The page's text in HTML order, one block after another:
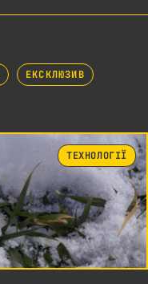
ЕКСКЛЮЗИВ
ТЕХНОЛОГІЇ